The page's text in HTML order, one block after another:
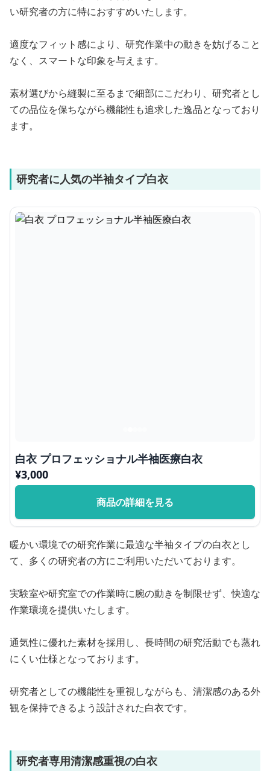
い研究者の方に特におすすめいたします。
適度なフィット感により、研究作業中の動きを妨げること
なく、スマートな印象を与えます。
素材選びから縫製に至るまで細部にこだわり、研究者とし
ての品位を保ちながら機能性も追求した逸品となっており
ます。
研究者に人気の半袖タイプ白衣
白衣 プロフェッショナル半袖医療白衣
¥3,000
商品の詳細を見る
暖かい環境での研究作業に最適な半袖タイプの白衣とし
て、多くの研究者の方にご利用いただいております。
実験室や研究室での作業時に腕の動きを制限せず、快適な
作業環境を提供いたします。
通気性に優れた素材を採用し、長時間の研究活動でも蒸れ
にくい仕様となっております。
研究者としての機能性を重視しながらも、清潔感のある外
観を保持できるよう設計された白衣です。
研究者専用清潔感重視の白衣